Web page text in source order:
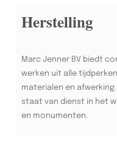
Herstelling
Marc Jenner BV biedt
werken uit alle
materialen en
staat van dienst in het
en monumenten.